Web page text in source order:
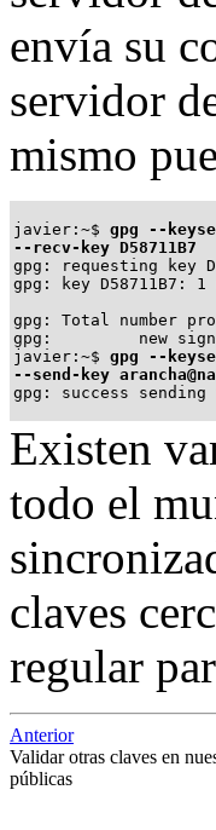
envía su
servidor
mismo
javier:~$ gpg --
--recv-key D58711B7
gpg: requesting key
gpg: key D58711B7:
gpg: Total number
javier:~$ gpg --
--send-key
gpg: success
Existen
todo el
claves
regular
Anterior
Validar otras claves en
públicas